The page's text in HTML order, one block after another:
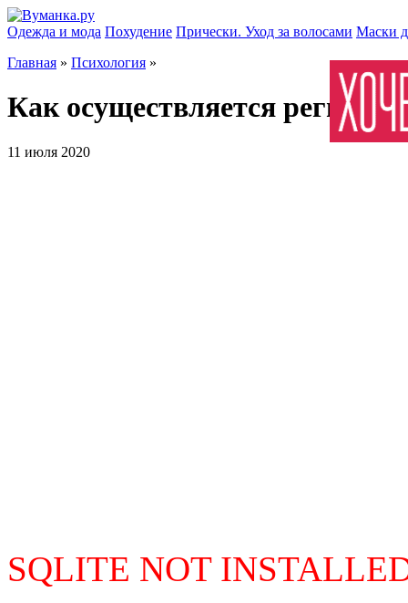
Одежда и мода Похудение Прически. Уход за волосами Маски
Главная » Психология »
Как осуществляется
11 июля 2020
SQLITE NOT